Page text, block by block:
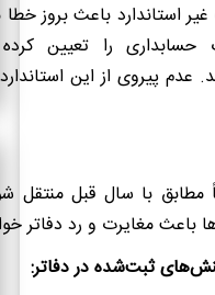
استاندارد باعث بروز
حسابداری را تعیین
پیروی از این
مطابق با سال قبل منتقل
باعث مغایرت و رد دفاتر
ثبت‌شده در دفاتر: